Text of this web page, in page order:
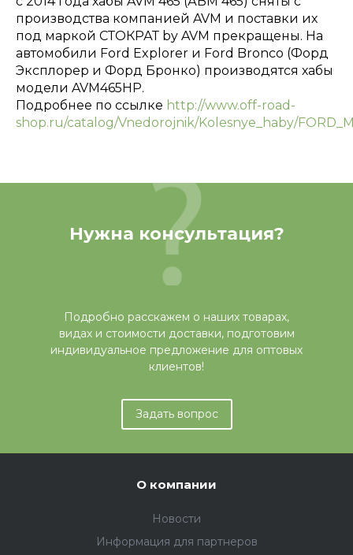
производства компанией AVM и поставки их
под маркой СТОКРАТ by AVM прекращены. На
автомобили Ford Explorer и Ford Bronco (Форд
Эксплорер и Форд Бронко) производятся хабы
модели AVM465HP.
Подробнее по ссылке http://www.off-road-
shop.ru/catalog/Vnedorojnik/Kolesnye_haby/
Нужна консультация?
Подробно расскажем о наших товарах,
видах и стоимости доставки, подготовим
индивидуальное предложение для оптовых
клиентов!
Задать вопрос
О компании
Новости
Информация для партнеров